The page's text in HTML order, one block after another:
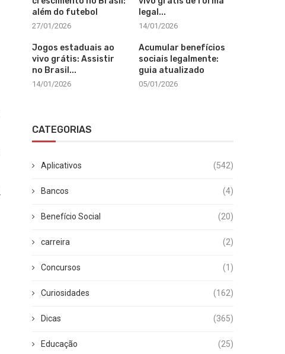
além do futebol
27/01/2026
legal...
14/01/2026
Jogos estaduais ao
vivo grátis: Assistir
no Brasil...
14/01/2026
Acumular benefícios
sociais legalmente:
guia atualizado
05/01/2026
CATEGORIAS
Aplicativos (542)
Bancos (4)
Benefício Social (20)
carreira (2)
Concursos (1)
Curiosidades (162)
Dicas (365)
Educação (25)